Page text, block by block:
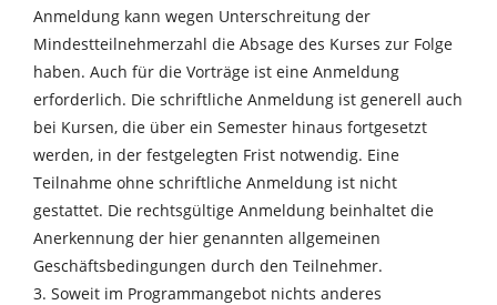
Anmeldung kann wegen Unterschreitung der
Mindestteilnehmerzahl die Absage des Kurses zur Folge
haben. Auch für die Vorträge ist eine Anmeldung
erforderlich. Die schriftliche Anmeldung ist generell auch
bei Kursen, die über ein Semester hinaus fortgesetzt
werden, in der festgelegten Frist notwendig. Eine
Teilnahme ohne schriftliche Anmeldung ist nicht
gestattet. Die rechtsgültige Anmeldung beinhaltet die
Anerkennung der hier genannten allgemeinen
Geschäftsbedingungen durch den Teilnehmer.
3. Soweit im Programmangebot nichts anderes